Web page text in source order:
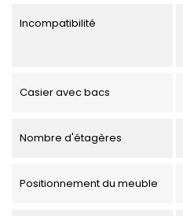
Incompatibilité
Casier avec bacs
Nombre d'étagères
Positionnement du meuble